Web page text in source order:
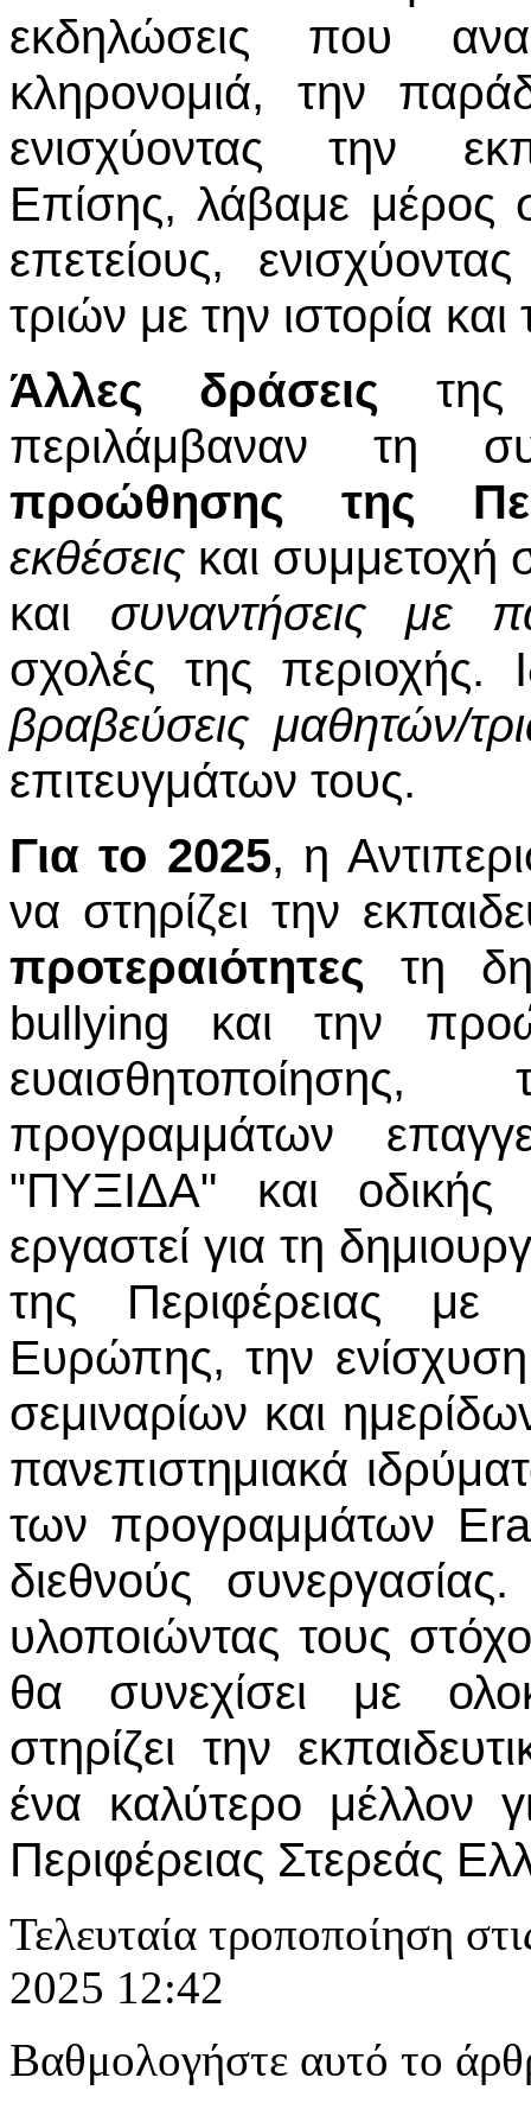
εκδηλώσεις που
κληρονομιά, την
ενισχύοντας την
Επίσης, λάβαμε μέρος
επετείους,
τριών με την ιστορία
Άλλες δράσεις της
περιλάμβαναν τη
προώθησης της
εκθέσειςκαι συμμετοχή
και συναντήσεις με
σχολές της περιοχής.
βραβεύσεις μαθητών/
επιτευγμάτων τους.
Για το 2025, η
να στηρίζει την
προτεραιότητεςτη
bullying και την
προγραμμάτων
"ΠΥΞΙΔΑ" και οδικής
εργαστεί για τη
της Περιφέρειας με
Ευρώπης, την
σεμιναρίων και
πανεπιστημιακά
των προγραμμάτων
διεθνούς
υλοποιώντας τους
θα συνεχίσει με
στηρίζει την
ένα καλύτερο μέλλον
Περιφέρειας Στερεάς
Τελευταία τροποποίηση
2025 12:42
Βαθμολογήστε αυτό το